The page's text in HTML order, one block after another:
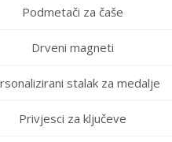
Podmetači za čaše
Drveni magneti
stalak za medalje
Privjesci za ključeve